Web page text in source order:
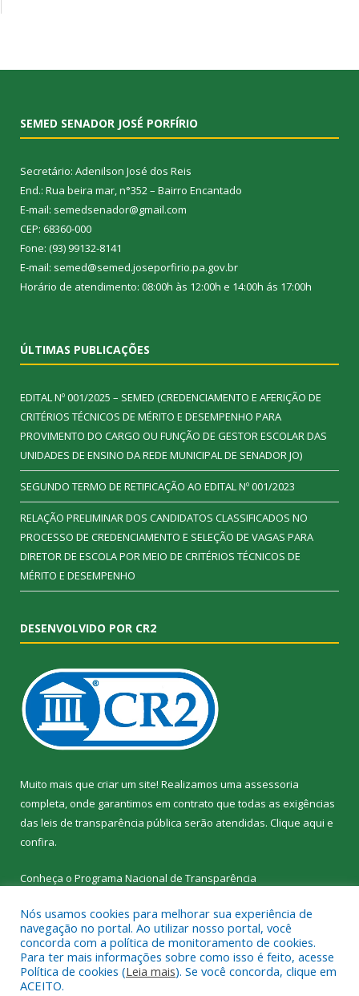
SEMED SENADOR JOSÉ PORFÍRIO
Secretário: Adenilson José dos Reis
End.: Rua beira mar, n°352 – Bairro Encantado
E-mail: semedsenador@gmail.com
CEP: 68360-000
Fone: (93) 99132-8141
E-mail: semed@semed.joseporfirio.pa.gov.br
Horário de atendimento: 08:00h às 12:00h e 14:00h ás 17:00h
ÚLTIMAS PUBLICAÇÕES
EDITAL Nº 001/2025 – SEMED (CREDENCIAMENTO E AFERIÇÃO DE
CRITÉRIOS TÉCNICOS DE MÉRITO E DESEMPENHO PARA
PROVIMENTO DO CARGO OU FUNÇÃO DE GESTOR ESCOLAR DAS
UNIDADES DE ENSINO DA REDE MUNICIPAL DE SENADOR JO)
SEGUNDO TERMO DE RETIFICAÇÃO AO EDITAL Nº 001/2023
RELAÇÃO PRELIMINAR DOS CANDIDATOS CLASSIFICADOS NO
PROCESSO DE CREDENCIAMENTO E SELEÇÃO DE VAGAS PARA
DIRETOR DE ESCOLA POR MEIO DE CRITÉRIOS TÉCNICOS DE
MÉRITO E DESEMPENHO
DESENVOLVIDO POR CR2
Muito mais que criar um site! Realizamos uma assessoria
completa, onde garantimos em contrato que todas as exigências
das leis de transparência pública serão atendidas. Clique aqui e
confira.
Conheça o Programa Nacional de Transparência
Todos os direitos reservados a SEMED – Secretaria Municipal de
Educação de Senador José Porfírio.
Nós usamos cookies para melhorar sua experiência de
navegação no portal. Ao utilizar nosso portal, você
concorda com a política de monitoramento de cookies.
Para ter mais informações sobre como isso é feito, acesse
Política de cookies (Leia mais). Se você concorda, clique em
ACEITO.